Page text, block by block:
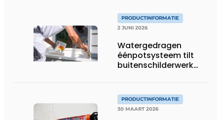
PRODUCTINFORMATIE
2 JUNI 2026
Watergedragen
éénpotsysteem tilt
buitenschilderwerk
PRODUCTINFORMATIE
30 MAART 2026